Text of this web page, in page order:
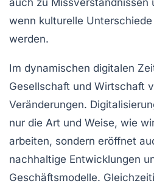
auch zu Missverständnissen
wenn kulturelle
werden.
Im dynamischen digitalen
Gesellschaft und Wirtschaft
Veränderungen.
nur die Art und Weise, wie
arbeiten, sondern eröffnet
nachhaltige Entwicklungen
Geschäftsmodelle.